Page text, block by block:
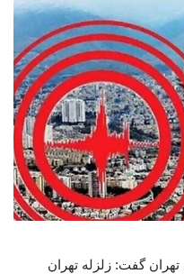
گفت: زلزله تهران